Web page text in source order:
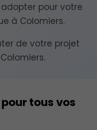
pour votre
à Colomiers.
de votre projet
tous vos